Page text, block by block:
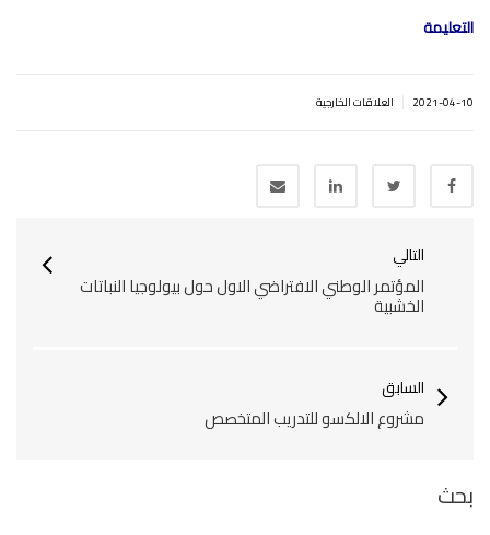
التعليمة
2021-04-10 العلاقات الخارجية
التالي
المؤتمر الوطني الافتراضي الاول حول بيولوجيا النباتات
الخشبية
السابق
مشروع الالكسو للتدريب المتخصص
بحث